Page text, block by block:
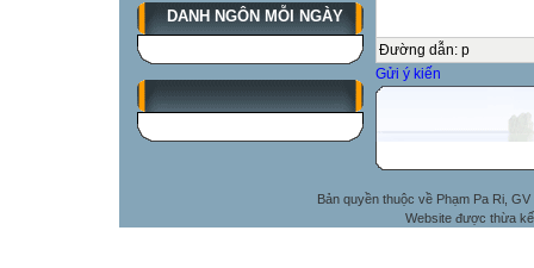
DANH NGÔN MỖI NGÀY
Đường dẫn: p
Gửi ý kiến
Bản quyền thuộc về Phạm Pa Ri,
Website được thừa